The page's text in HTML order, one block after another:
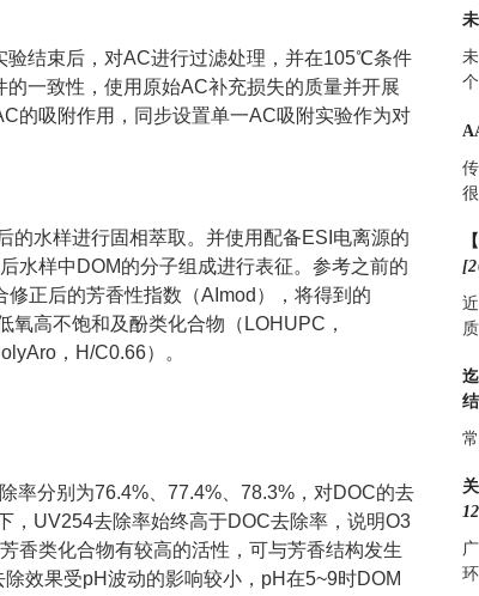
结束后，对AC进行过滤处理，并在105℃条件
一致性，使用原始AC补充损失的质量并开展
的吸附作用，同步设置单一AC吸附实验作为对
的水样进行固相萃取。并使用配备ESI电离源的
水样中DOM的分子组成进行表征。参考之前的
正后的芳香性指数（AImod），将得到的
高不饱和及酚类化合物（LOHUPC，
，H/C0.66）。
率分别为76.4%、77.4%、78.3%，对DOC的去
，UV254去除率始终高于DOC去除率，说明O3
香类化合物有较高的活性，可与芳香结构发生
效果受pH波动的影响较小，pH在5~9时DOM